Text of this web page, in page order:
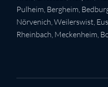
Pulheim, Bergheim,
Nörvenich,Weilerswist,
Rheinbach, Meckenheim,